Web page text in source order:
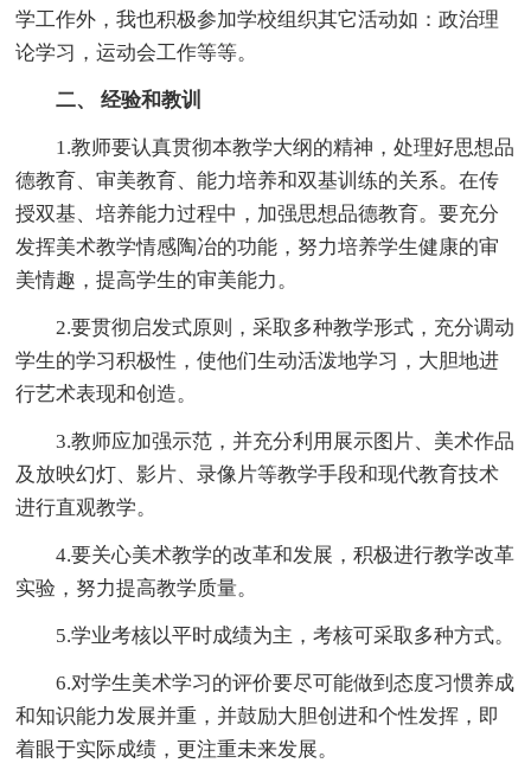
学工作外，我也积极参加学校组织其它活动如：政治理
论学习，运动会工作等等。
二、 经验和教训
1.教师要认真贯彻本教学大纲的精神，处理好思想品
德教育、审美教育、能力培养和双基训练的关系。在传
授双基、培养能力过程中，加强思想品德教育。要充分
发挥美术教学情感陶冶的功能，努力培养学生健康的审
美情趣，提高学生的审美能力。
2.要贯彻启发式原则，采取多种教学形式，充分调动
学生的学习积极性，使他们生动活泼地学习，大胆地进
行艺术表现和创造。
3.教师应加强示范，并充分利用展示图片、美术作品
及放映幻灯、影片、录像片等教学手段和现代教育技术
进行直观教学。
4.要关心美术教学的改革和发展，积极进行教学改革
实验，努力提高教学质量。
5.学业考核以平时成绩为主，考核可采取多种方式。
6.对学生美术学习的评价要尽可能做到态度习惯养成
和知识能力发展并重，并鼓励大胆创进和个性发挥，即
着眼于实际成绩，更注重未来发展。